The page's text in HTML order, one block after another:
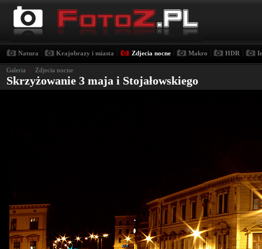
Natura Krajobrazy i miasta Zdjecia nocne Makro HDR
Galeria › Zdjecia nocne
Skrzyżowanie 3 maja i Stojałowskiego